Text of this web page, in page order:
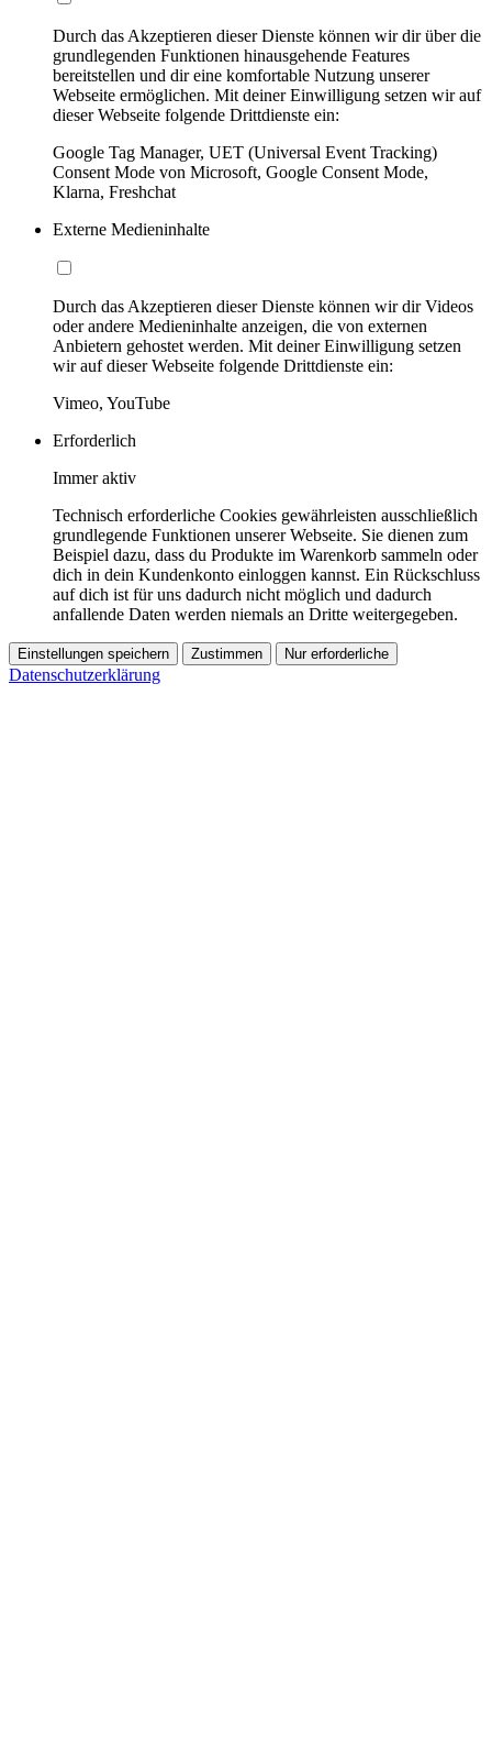
Durch das Akzeptieren dieser Dienste können wir dir über die
grundlegenden Funktionen hinausgehende Features
bereitstellen und dir eine komfortable Nutzung unserer
Webseite ermöglichen. Mit deiner Einwilligung setzen wir auf
dieser Webseite folgende Drittdienste ein:
Google Tag Manager, UET (Universal Event Tracking)
Consent Mode von Microsoft, Google Consent Mode,
Klarna, Freshchat
Externe Medieninhalte
Durch das Akzeptieren dieser Dienste können wir dir Videos
oder andere Medieninhalte anzeigen, die von externen
Anbietern gehostet werden. Mit deiner Einwilligung setzen
wir auf dieser Webseite folgende Drittdienste ein:
Vimeo, YouTube
Erforderlich
Immer aktiv
Technisch erforderliche Cookies gewährleisten ausschließlich
grundlegende Funktionen unserer Webseite. Sie dienen zum
Beispiel dazu, dass du Produkte im Warenkorb sammeln oder
dich in dein Kundenkonto einloggen kannst. Ein Rückschluss
auf dich ist für uns dadurch nicht möglich und dadurch
anfallende Daten werden niemals an Dritte weitergegeben.
Einstellungen speichern Zustimmen Nur erforderliche
Datenschutzerklärung